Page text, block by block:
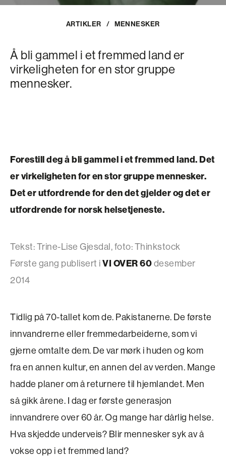
ARTIKLER / MENNESKER
Å bli gammel i et fremmed land er
virkeligheten for en stor gruppe
mennesker.
Forestill deg å bli gammel i et fremmed land. Det
er virkeligheten for en stor gruppe mennesker.
Det er utfordrende for den det gjelder og det er
utfordrende for norsk helsetjeneste.
Tekst: Trine-Lise Gjesdal, foto: Thinkstock
Første gang publisert iVI OVER 60desember
2014
Tidlig på 70-tallet kom de. Pakistanerne. De første
innvandrerne eller fremmed­arbeiderne, som vi
gjerne omtalte dem. De var mørk i huden og kom
fra en annen kultur, en annen del av verden. Mange
hadde planer om å returnere til hjemlandet. Men
så gikk årene. I dag er første generasjon
innvandrere over 60 år. Og mange har dårlig helse.
Hva skjedde underveis? Blir mennesker syk av å
vokse opp i et fremmed land?